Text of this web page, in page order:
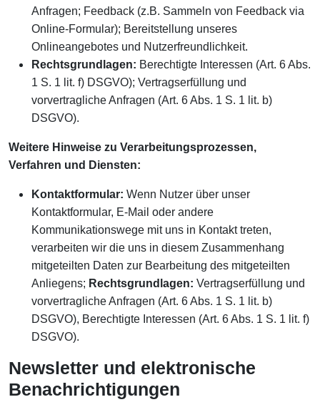
Anfragen; Feedback (z.B. Sammeln von Feedback via
Online-Formular); Bereitstellung unseres
Onlineangebotes und Nutzerfreundlichkeit.
Rechtsgrundlagen: Berechtigte Interessen (Art. 6 Abs.
1 S. 1 lit. f) DSGVO); Vertragserfüllung und
vorvertragliche Anfragen (Art. 6 Abs. 1 S. 1 lit. b)
DSGVO).
Weitere Hinweise zu Verarbeitungsprozessen,
Verfahren und Diensten:
Kontaktformular: Wenn Nutzer über unser
Kontaktformular, E-Mail oder andere
Kommunikationswege mit uns in Kontakt treten,
verarbeiten wir die uns in diesem Zusammenhang
mitgeteilten Daten zur Bearbeitung des mitgeteilten
Anliegens; Rechtsgrundlagen: Vertragserfüllung und
vorvertragliche Anfragen (Art. 6 Abs. 1 S. 1 lit. b)
DSGVO), Berechtigte Interessen (Art. 6 Abs. 1 S. 1 lit. f)
DSGVO).
Newsletter und elektronische
Benachrichtigungen